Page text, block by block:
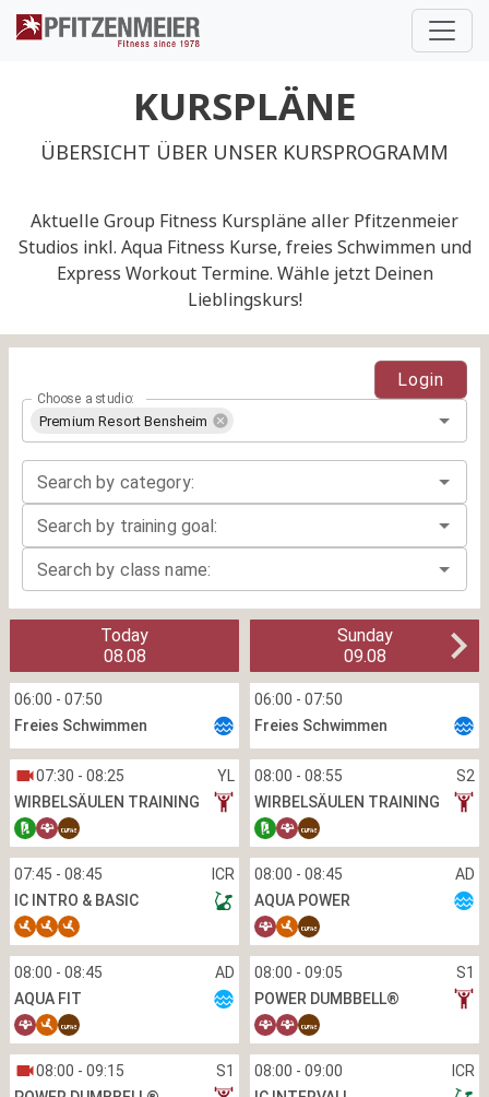
KURSPLÄNE
ÜBERSICHT ÜBER UNSER KURSPROGRAMM
Aktuelle Group Fitness Kurspläne aller Pfitzenmeier
Studios inkl. Aqua Fitness Kurse, freies Schwimmen und
Express Workout Termine. Wähle jetzt Deinen
Lieblingskurs!